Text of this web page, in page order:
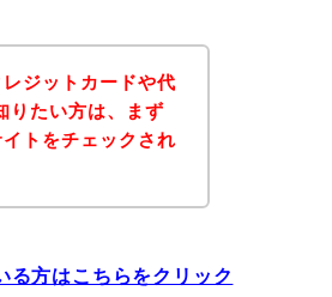
ジットカードや代
りたい方は、まず
トをチェックされ
方はこちらをクリック